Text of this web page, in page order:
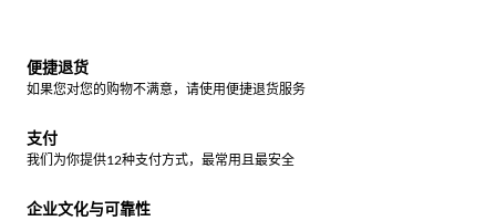
便捷退货
如果您对您的购物不满意，请使用便捷退货服务
支付
我们为你提供12种支付方式，最常用且最安全
企业文化与可靠性